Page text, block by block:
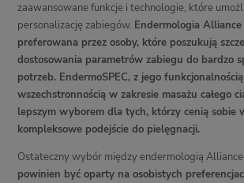
zaawansowane funkcje i technologie, które
personalizację zabiegów. Endermologia Alliance
preferowana przez osoby, które poszukują
dostosowania parametrów zabiegu do bardzo
potrzeb. EndermoSPEC, z jego
wszechstronnością w zakresie masażu całego
lepszym wyborem dla tych, którzy cenią sobie
kompleksowe podejście do pielęgnacji.
Ostateczny wybór między endermologią Alliance
powinien być oparty na osobistych